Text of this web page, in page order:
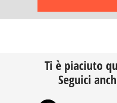
Ti è piaciuto
Seguici